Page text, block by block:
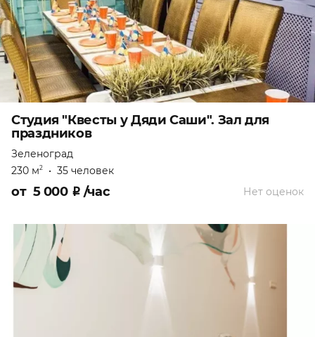
Студия "Квесты у Дяди Саши". Зал для
праздников
Зеленоград
230 м2 • 35 человек
Нет оценок
от 5 000 ₽ /час